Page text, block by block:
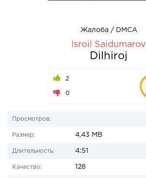
Жалоба / DMCA
Isroil Saidumarov
Dilhiroj
2
0
Просмотров:
Размер: 4,43 MB
Длительность: 4:51
Качество: 128